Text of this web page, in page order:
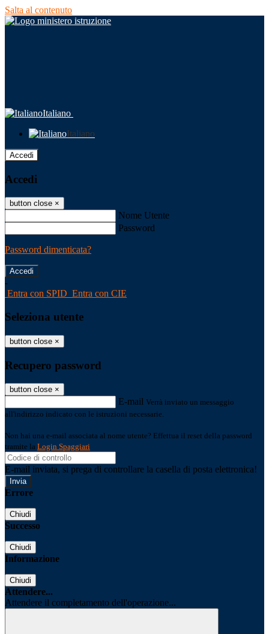
Salta al contenuto
Italiano
Italiano
Accedi
Accedi
button close ×
Nome Utente
Password
Password dimenticata?
-
Entra con SPID Entra con CIE
Seleziona utente
button close ×
Recupero password
button close ×
E-mail Verrà inviato un messaggio
all'indirizzo indicato con le istruzioni necessarie.
Non hai una e-mail associata al nome utente? Effettua il reset della password
tramite la Login Spaggiari
E-mail inviata, si prega di controllare la casella di posta elettronica!
Errore
Chiudi
Successo
Chiudi
Informazione
Chiudi
Attendere...
Attendere il completamento dell'operazione...